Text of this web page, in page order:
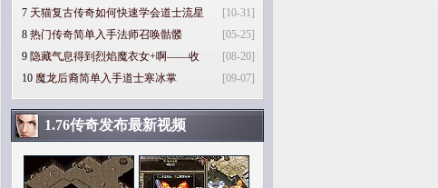
[10-31]
7 天猫复古传奇如何快速学会道士流星
[05-25]
8 热门传奇简单入手法师召唤骷髅
[08-20]
9 隐藏气息得到烈焰魔衣女+啊——收
[09-07]
10 魔龙后裔简单入手道士寒冰掌
1.76传奇发布最新视频